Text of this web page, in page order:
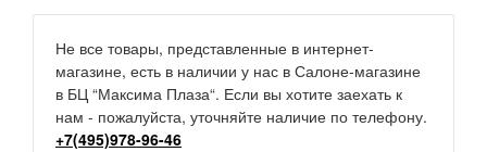
Не все товары, представленные в интернет-
магазине, есть в наличии у нас в Салоне-магазине
в БЦ “Максима Плаза“. Если вы хотите заехать к
нам - пожалуйста, уточняйте наличие по телефону.
+7(495)978-96-46